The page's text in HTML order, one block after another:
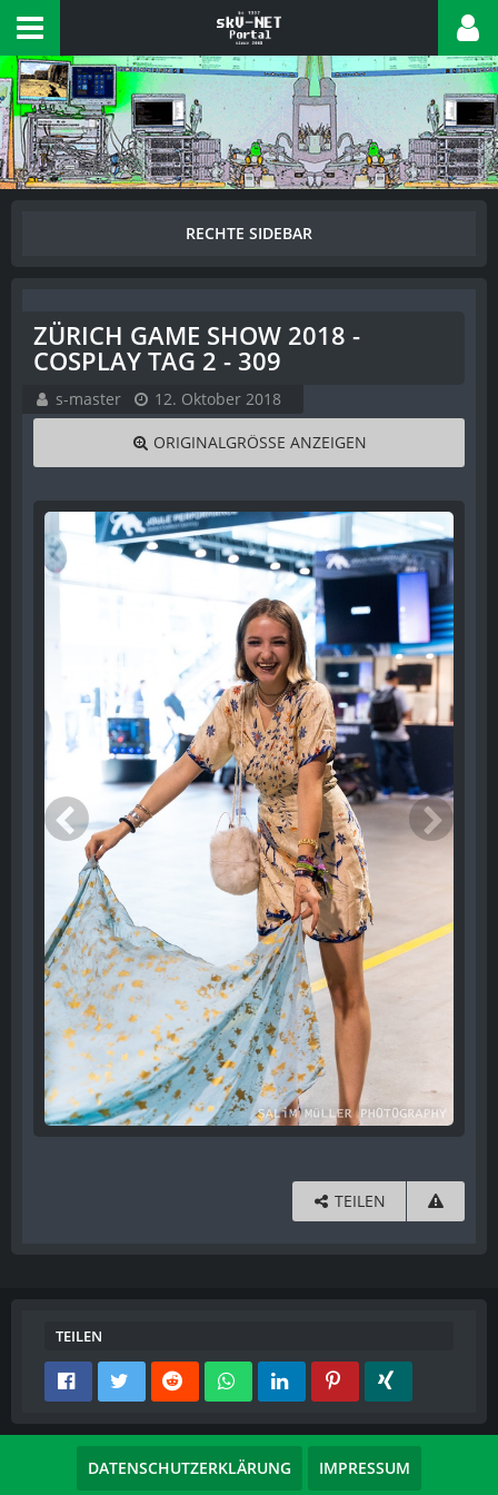
ZÜRICH GAME SHOW 2018 -
COSPLAY TAG 2 - 309
s-master 12. Oktober 2018
ORIGINALGRÖSSE ANZEIGEN
TEILEN
TEILEN
DATENSCHUTZERKLÄRUNG IMPRESSUM